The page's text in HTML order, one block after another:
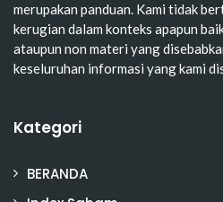
merupakan panduan. Kami tidak
kerugian dalam konteks apapun
ataupun non materi yang
keseluruhan informasi yang kami
Kategori
BERANDA